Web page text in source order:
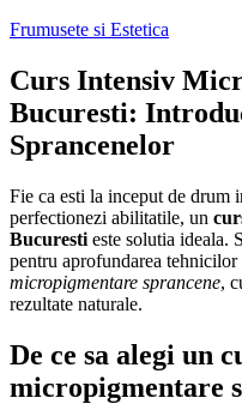
Frumusete si Estetica
Curs Intensiv
Bucuresti:
Sprancenelor
Fie ca esti la inceput de drum
perfectionezi abilitatile, un
Bucuresti este solutia ideala.
pentru aprofundarea tehnicilor
micropigmentare sprancene,
rezultate naturale.
De ce sa alegi un
micropigmentare